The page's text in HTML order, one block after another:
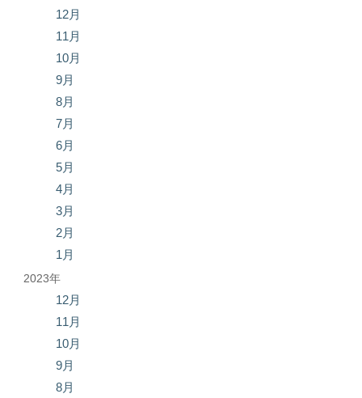
12月
11月
10月
9月
8月
7月
6月
5月
4月
3月
2月
1月
2023年
12月
11月
10月
9月
8月